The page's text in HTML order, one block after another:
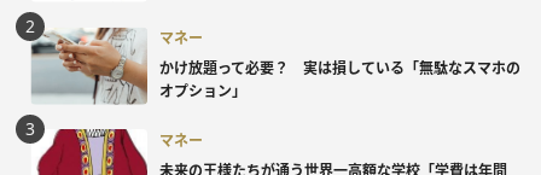
マネー
かけ放題って必要？ 実は損している「無駄なスマホの
オプション」
マネー
未来の王様たちが通う世界一高額な学校「学費は年間